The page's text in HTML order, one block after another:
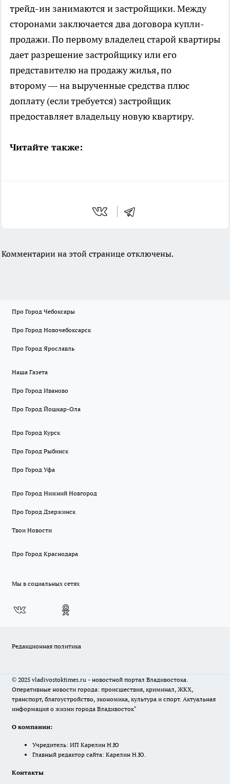
трейд-ин занимаются и застройщики. Между
сторонами заключается два договора купли-
продажи. По первому владелец старой квартиры
дает разрешение застройщику или его
представителю на продажу жилья, по
второму — на вырученные средства плюс
доплату (если требуется) застройщик
предоставляет владельцу новую квартиру.
Читайте также:
Комментарии на этой странице отключены.
Про Город Чебоксары
Про Город Новочебоксарск
Про Город Ярославль
Наша Газета
Про Город Иваново
Про Город Йошкар-Ола
Про Город Курск
Про Город Рыбинск
Про Город Уфа
Про Город Нижний Новгород
Про Город Дзержинск
Твои Новости
Про Город Краснодара
Мы в социальных сетях
Редакционная политика
© 2025 vladivostoktimes.ru - новостной портал Владивостока.
Оперативные новости города: происшествия, криминал, ЖКХ,
транспорт, благоустройство, экономика, культура и спорт. Актуальная
информация о жизни города Владивосток"
О компании:
Учредитель: ИП Карелин Н.Ю
Главный редактор сайта: Карелин Н.Ю.
Контакты